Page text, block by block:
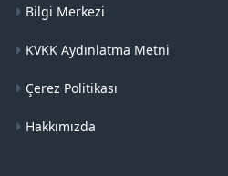
Bilgi Merkezi
KVKK Aydınlatma Metni
Çerez Politikası
Hakkımızda